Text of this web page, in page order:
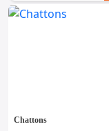
Chattons